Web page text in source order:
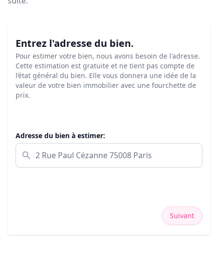
Entrez l'adresse du bien.
Pour estimer votre bien, nous avons besoin de l'adresse.
Cette estimation est gratuite et ne tient pas compte de
l’état général du bien. Elle vous donnera une idée de la
valeur de votre bien immobilier avec une fourchette de
prix.
Adresse du bien à estimer:
Suivant